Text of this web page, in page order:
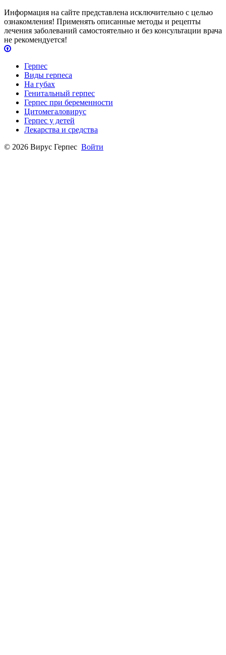
Информация на сайте представлена исключительно с целью
ознакомления! Применять описанные методы и рецепты
лечения заболеваний самостоятельно и без консультации врача
не рекомендуется!
Герпес
Виды герпеса
На губах
Генитальный герпес
Герпес при беременности
Цитомегаловирус
Герпес у детей
Лекарства и средства
© 2026 Вирус Герпес Войти